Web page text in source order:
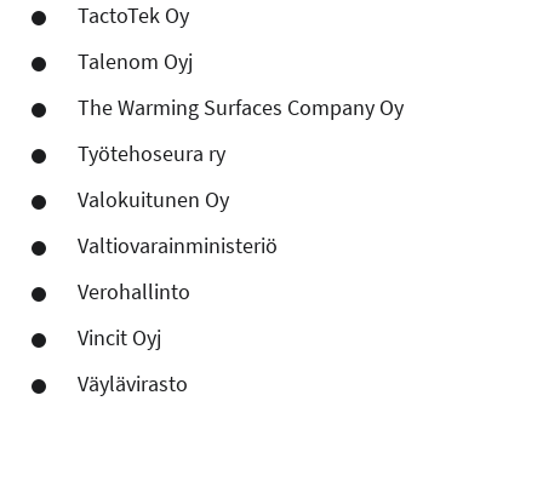
TactoTek Oy
Talenom Oyj
The Warming Surfaces Company Oy
Työtehoseura ry
Valokuitunen Oy
Valtiovarainministeriö
Verohallinto
Vincit Oyj
Väylävirasto